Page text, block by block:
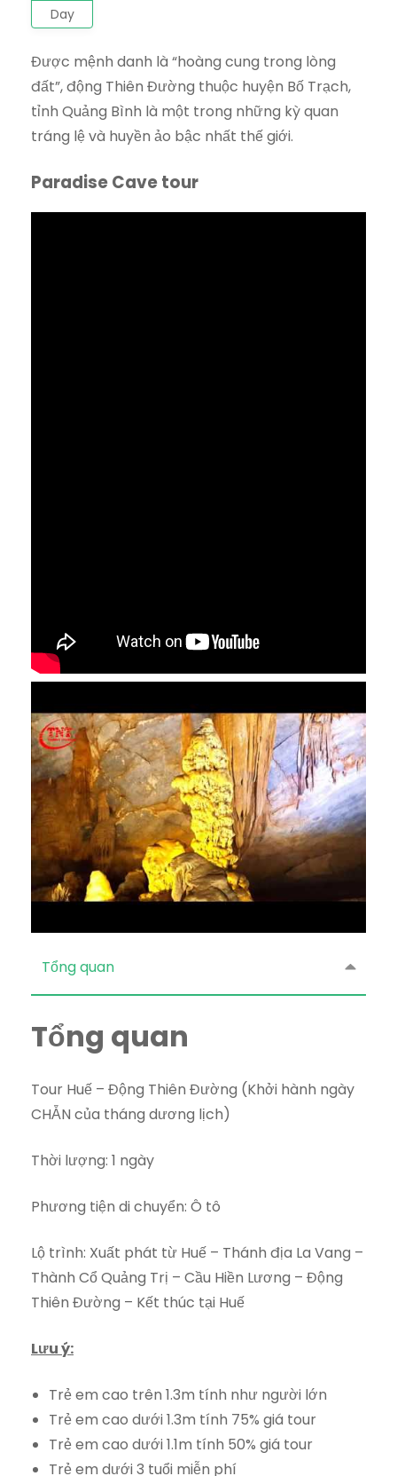
Day
Được mệnh danh là “hoàng cung trong lòng
đất”, động Thiên Đường thuộc huyện Bố Trạch,
tỉnh Quảng Bình là một trong những kỳ quan
tráng lệ và huyền ảo bậc nhất thế giới.
Paradise Cave tour
Tổng quan
Tổng quan
Tour Huế – Động Thiên Đường (Khởi hành ngày
CHẴN của tháng dương lịch)
Thời lượng: 1 ngày
Phương tiện di chuyển: Ô tô
Lộ trình: Xuất phát từ Huế – Thánh địa La Vang –
Thành Cổ Quảng Trị – Cầu Hiền Lương – Động
Thiên Đường – Kết thúc tại Huế
Lưu ý:
Trẻ em cao trên 1.3m tính như người lớn
Trẻ em cao dưới 1.3m tính 75% giá tour
Trẻ em cao dưới 1.1m tính 50% giá tour
Trẻ em dưới 3 tuổi miễn phí